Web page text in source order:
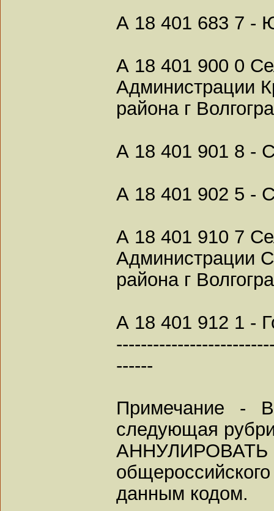
А 18 401 683 7 -
А 18 401 900 0
Администрации
района г
А 18 401 901 8 -
А 18 401 902 5 -
А 18 401 910 7
Администрации
района г
А 18 401 912 1 -
------
Примечание - В
следующая
данным кодом.